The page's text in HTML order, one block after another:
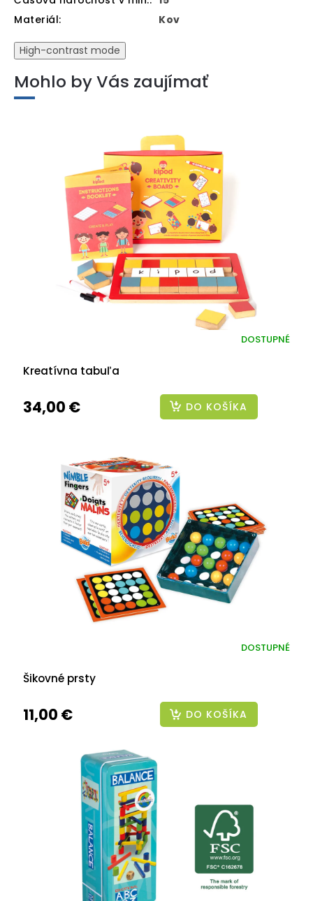
Materiál: Kov
High-contrast mode
Mohlo by Vás zaujímať
Kreatívna tabuľa
DOSTUPNÉ
34,00 € DO KOŠÍKA
Šikovné prsty
DOSTUPNÉ
11,00 € DO KOŠÍKA